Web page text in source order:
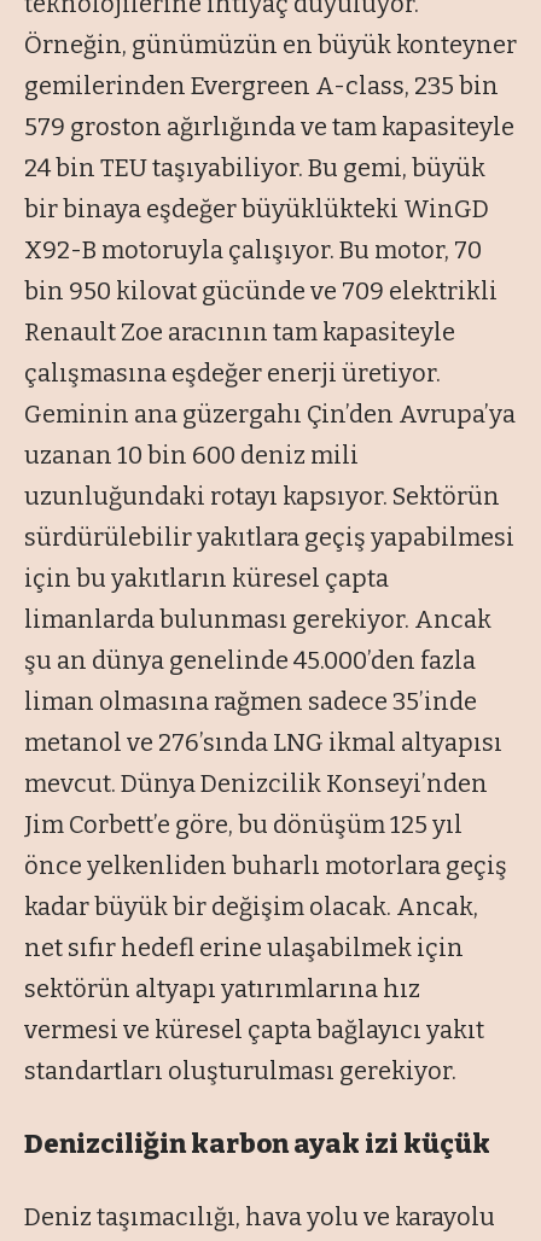
Örneğin, günümüzün en büyük konteyner
gemilerinden Evergreen A-class, 235 bin
579 groston ağırlığında ve tam kapasiteyle
24 bin TEU taşıyabiliyor. Bu gemi, büyük
bir binaya eşdeğer büyüklükteki WinGD
X92-B motoruyla çalışıyor. Bu motor, 70
bin 950 kilovat gücünde ve 709 elektrikli
Renault Zoe aracının tam kapasiteyle
çalışmasına eşdeğer enerji üretiyor.
Geminin ana güzergahı Çin’den Avrupa’ya
uzanan 10 bin 600 deniz mili
uzunluğundaki rotayı kapsıyor. Sektörün
sürdürülebilir yakıtlara geçiş yapabilmesi
için bu yakıtların küresel çapta
limanlarda bulunması gerekiyor. Ancak
şu an dünya genelinde 45.000’den fazla
liman olmasına rağmen sadece 35’inde
metanol ve 276’sında LNG ikmal altyapısı
mevcut. Dünya Denizcilik Konseyi’nden
Jim Corbett’e göre, bu dönüşüm 125 yıl
önce yelkenliden buharlı motorlara geçiş
kadar büyük bir değişim olacak. Ancak,
net sıfır hedefl erine ulaşabilmek için
sektörün altyapı yatırımlarına hız
vermesi ve küresel çapta bağlayıcı yakıt
standartları oluşturulması gerekiyor.
Denizciliğin karbon ayak izi küçük
Deniz taşımacılığı, hava yolu ve karayolu